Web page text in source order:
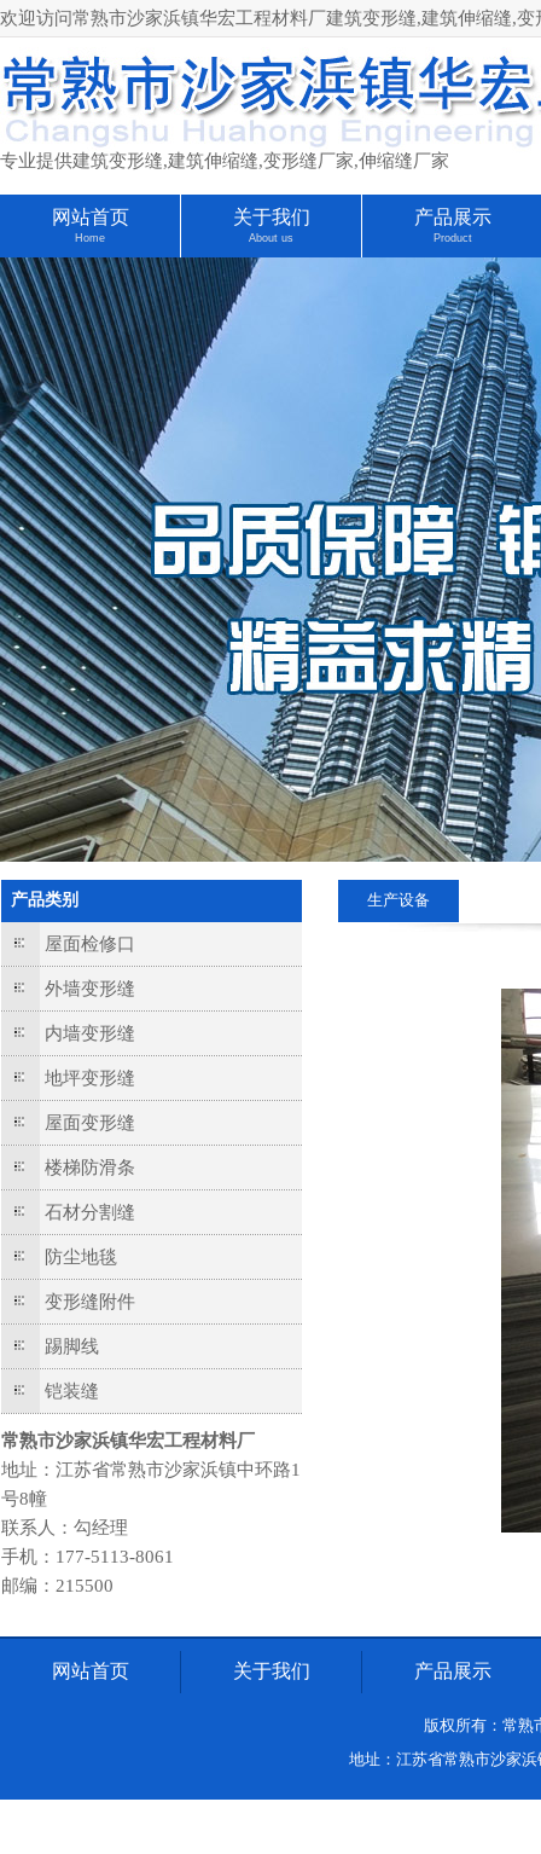
欢迎访问常熟市沙家浜镇华宏工程材料厂建筑变形缝,建筑伸缩缝,
专业提供建筑变形缝,建筑伸缩缝,变形缝厂家,伸缩缝厂家
网站首页
Home
关于我们
About us
产品展示
Product
产品类别
屋面检修口
外墙变形缝
内墙变形缝
地坪变形缝
屋面变形缝
楼梯防滑条
石材分割缝
防尘地毯
变形缝附件
踢脚线
铠装缝
常熟市沙家浜镇华宏工程材料厂
地址：江苏省常熟市沙家浜镇中环路1
号8幢
联系人：勾经理
手机：177-5113-8061
邮编：215500
生产设备
网站首页 关于我们 产品展示
版权所有：常
地址：江苏省常熟市沙家